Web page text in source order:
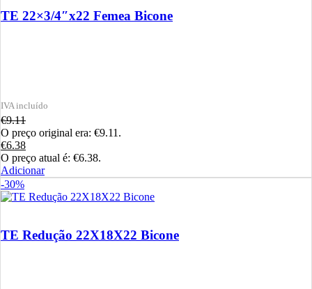
TE 22×3/4″x22 Femea Bicone
€9.11
O preço original era: €9.11.
€6.38
O preço atual é: €6.38.
Adicionar
-30%
TE Redução 22X18X22 Bicone